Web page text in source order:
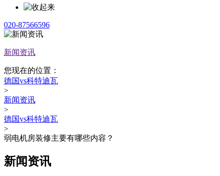
020-87566596
新闻资讯
您现在的位置：
德国vs科特迪瓦
>
新闻资讯
>
德国vs科特迪瓦
>
弱电机房装修主要有哪些内容？
新闻资讯